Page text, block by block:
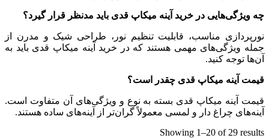
چه ویژگی‌هایی در خرید آینه میکاپ قدی باید مدنظر قرار گیرد؟
نورپردازی مناسب، قابلیت تنظیم نور، طراحی شیک و مدرن از
جمله ویژگی‌های مهمی هستند که در خرید آینه میکاپ قدی باید به
آن‌ها توجه کنید.
قیمت آینه میکاپ قدی چقدر است؟
قیمت آینه میکاپ قدی بسته به نوع و ویژگی‌های آن متفاوت است.
آینه‌های چراغ دار و لمسی معمولاً گران‌تر از آینه‌های ساده هستند.
Showing 1–20 of 29 results